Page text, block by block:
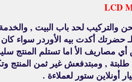
LCD
والتركيب لحد باب البيت ,
حضرتك أكدت بيه الأوردر سواء كان
مصاريف الأ اما تستلم المنتج
طلبتة , ومبتدفعش غير ثمن
أونلاين ستور لعملاءة .